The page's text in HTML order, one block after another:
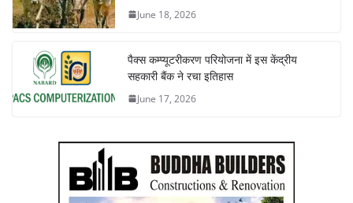
June 18, 2026
पैक्स कम्प्यूटरीकरण परियोजना में इस केंद्रीय
सहकारी बैंक ने रचा इतिहास
June 17, 2026